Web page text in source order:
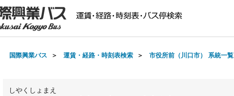
国際興業バス ＞ 運賃・経路・時刻表検索 ＞ 市役所前（川口市） 系統一覧
しやくしょまえ